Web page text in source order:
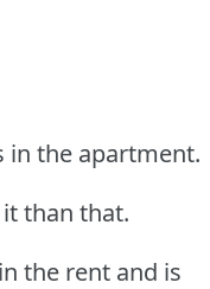
in the apartment.
than that.
the rent and is